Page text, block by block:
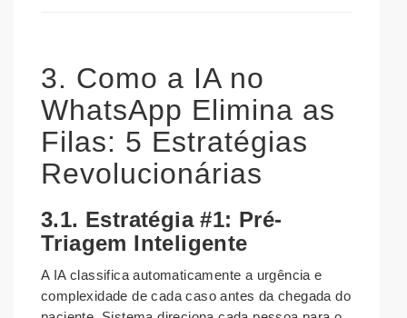
3. Como a IA no
WhatsApp Elimina as
Filas: 5 Estratégias
Revolucionárias
3.1. Estratégia #1: Pré-
Triagem Inteligente
A IA classifica automaticamente a urgência e
complexidade de cada caso antes da chegada do